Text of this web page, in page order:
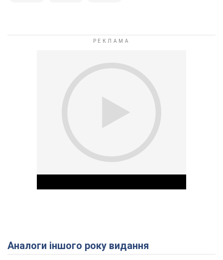
Play Video
Аналоги іншого року видання